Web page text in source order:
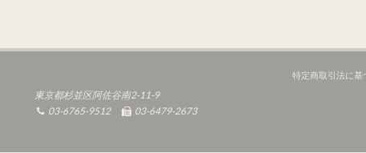
東京都杉並区阿佐谷南2-11-9
03-6765-9512
03-6479-2673
特定商取引法に基